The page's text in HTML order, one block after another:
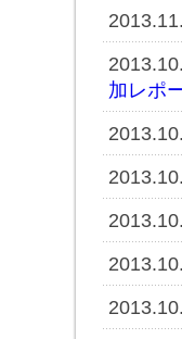
加レポ